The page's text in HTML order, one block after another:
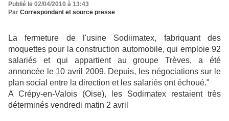
Publié le 02/04/2010 à 13:43
Par Correspondant et source presse
La fermeture de l'usine Sodiimatex, fabriquant des
moquettes pour la construction automobile, qui emploie 92
salariés et qui appartient au groupe Trèves, a été
annoncée le 10 avril 2009. Depuis, les négociations sur le
plan social entre la direction et les salariés ont échoué."
A Crépy-en-Valois (Oise), les Sodimatex restaient très
déterminés vendredi matin 2 avril